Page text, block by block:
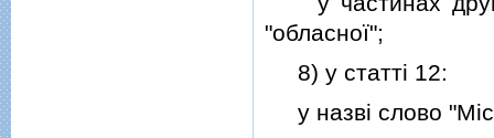
"обласної";
8) у статтi 12:
у назвi слово